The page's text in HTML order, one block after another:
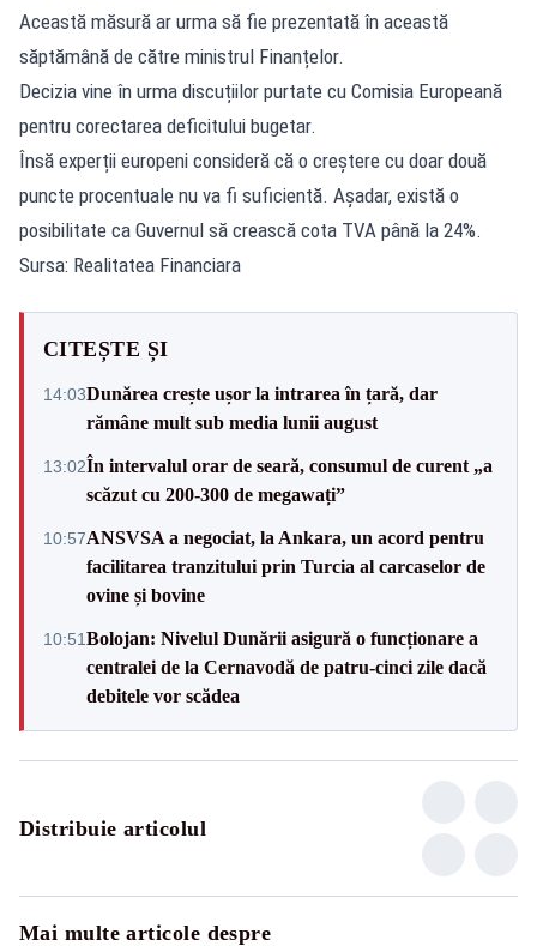
Această măsură ar urma să fie prezentată în această
săptămână de către ministrul Finanțelor.
Decizia vine în urma discuțiilor purtate cu Comisia Europeană
pentru corectarea deficitului bugetar.
Însă experții europeni consideră că o creștere cu doar două
puncte procentuale nu va fi suficientă. Așadar, există o
posibilitate ca Guvernul să crească cota TVA până la 24%.
Sursa: Realitatea Financiara
CITEȘTE ȘI
14:03Dunărea crește ușor la intrarea în țară, dar
rămâne mult sub media lunii august
13:02În intervalul orar de seară, consumul de curent „a
scăzut cu 200-300 de megawați”
10:57ANSVSA a negociat, la Ankara, un acord pentru
facilitarea tranzitului prin Turcia al carcaselor de
ovine și bovine
10:51Bolojan: Nivelul Dunării asigură o funcționare a
centralei de la Cernavodă de patru-cinci zile dacă
debitele vor scădea
Distribuie articolul
Mai multe articole despre